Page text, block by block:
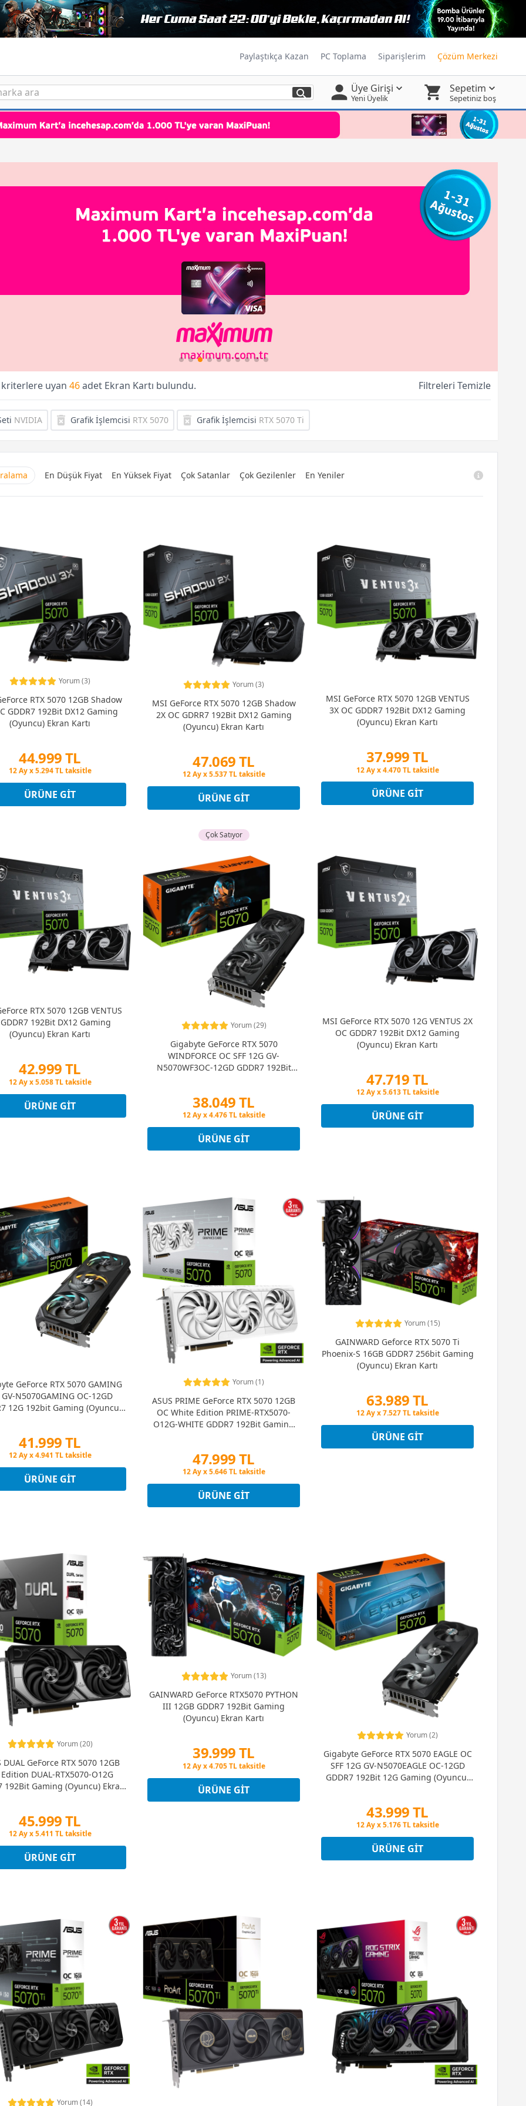
Paylaştıkça Kazan PC Toplama Siparişlerim Çözüm Merkezi
Üye Girişi
Yeni Üyelik
Sepetim
Sepetiniz boş
uyan 46adet Ekran Kartı bulundu. Filtreleri Temizle
NVIDIA Grafik İşlemcisi RTX 5070 Grafik İşlemcisi RTX 5070 Ti
En Düşük Fiyat En Yüksek Fiyat Çok Satanlar Çok Gezilenler En Yeniler
Yorum (3)
RTX 5070 12GB Shadow
GDDR7 192Bit DX12 Gaming
(Oyuncu) Ekran Kartı
44.999 TL
Peşin Fiyatına 3 Taksit
12 Ay x 5.294 TL taksitle
Peşin Fiyatına 3 Taksit
ÜRÜNE GIT
Yorum (3)
MSI GeForce RTX 5070 12GB Shadow
2X OC GDRR7 192Bit DX12 Gaming
(Oyuncu) Ekran Kartı
47.069 TL
Peşin Fiyatına 3 Taksit
Peşin Fiyatına 3 Taksit
ÜRÜNE GIT
MSI GeForce RTX 5070 12GB VENTUS
3X OC GDDR7 192Bit DX12 Gaming
(Oyuncu) Ekran Kartı
37.999 TL
Peşin Fiyatına 3 Taksit
12 Ay x 4.470 TL taksitle
Peşin Fiyatına 3 Taksit
ÜRÜNE GIT
RTX 5070 12GB VENTUS
192Bit DX12 Gaming
(Oyuncu) Ekran Kartı
42.999 TL
Peşin Fiyatına 3 Taksit
Peşin Fiyatına 3 Taksit
ÜRÜNE GIT
Çok Satıyor
Yorum (29)
Gigabyte GeForce RTX 5070
WINDFORCE OC SFF 12G GV-
N5070WF3OC-12GD GDDR7 192Bit
38.049 TL
Peşin Fiyatına 3 Taksit
Peşin Fiyatına 3 Taksit
ÜRÜNE GIT
MSI GeForce RTX 5070 12G VENTUS 2X
OC GDDR7 192Bit DX12 Gaming
(Oyuncu) Ekran Kartı
47.719 TL
Peşin Fiyatına 3 Taksit
Peşin Fiyatına 3 Taksit
ÜRÜNE GIT
GeForce RTX 5070 GAMING
GV-N5070GAMING OC-12GD
12G 192bit Gaming (Oyuncu)
41.999 TL
Peşin Fiyatına 3 Taksit
Peşin Fiyatına 3 Taksit
ÜRÜNE GIT
Yorum (1)
ASUS PRIME GeForce RTX 5070 12GB
OC White Edition PRIME-RTX5070-
O12G-WHITE GDDR7 192Bit Gaming
47.999 TL
Peşin Fiyatına 3 Taksit
Peşin Fiyatına 3 Taksit
ÜRÜNE GIT
Yorum (15)
GAINWARD Geforce RTX 5070 Ti
Phoenix-S 16GB GDDR7 256bit Gaming
(Oyuncu) Ekran Kartı
63.989 TL
Peşin Fiyatına 3 Taksit
Peşin Fiyatına 3 Taksit
ÜRÜNE GIT
Yorum (20)
DUAL GeForce RTX 5070 12GB
Edition DUAL-RTX5070-O12G
192Bit Gaming (Oyuncu) Ekran
45.999 TL
Peşin Fiyatına 3 Taksit
Peşin Fiyatına 3 Taksit
ÜRÜNE GIT
Yorum (13)
GAINWARD GeForce RTX5070 PYTHON
III 12GB GDDR7 192Bit Gaming
(Oyuncu) Ekran Kartı
39.999 TL
Peşin Fiyatına 3 Taksit
Peşin Fiyatına 3 Taksit
ÜRÜNE GIT
Yorum (2)
Gigabyte GeForce RTX 5070 EAGLE OC
SFF 12G GV-N5070EAGLE OC-12GD
GDDR7 192Bit 12G Gaming (Oyuncu)
43.999 TL
Peşin Fiyatına 3 Taksit
Peşin Fiyatına 3 Taksit
ÜRÜNE GIT
Yorum (14)